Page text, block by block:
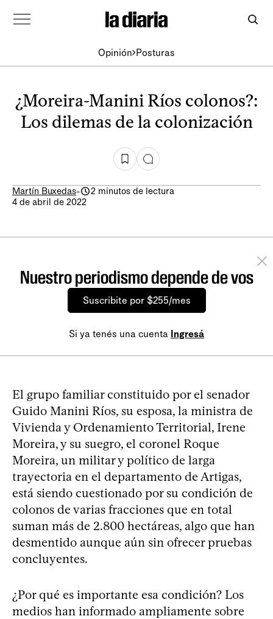
Opinión Posturas
¿Moreira-Manini Ríos colonos?:
Los dilemas de la colonización
Martín Buxedas-
2 minutos de lectura
4 de abril de 2022
Nuestro periodismo depende de vos
Suscribite por $255/mes
Si ya tenés una cuenta Ingresá
El grupo familiar constituido por el senador
Guido Manini Ríos, su esposa, la ministra de
Vivienda y Ordenamiento Territorial, Irene
Moreira, y su suegro, el coronel Roque
Moreira, un militar y político de larga
trayectoria en el departamento de Artigas,
está siendo cuestionado por su condición de
colonos de varias fracciones que en total
suman más de 2.800 hectáreas, algo que han
desmentido aunque aún sin ofrecer pruebas
concluyentes.
¿Por qué es importante esa condición? Los
medios han informado ampliamente sobre